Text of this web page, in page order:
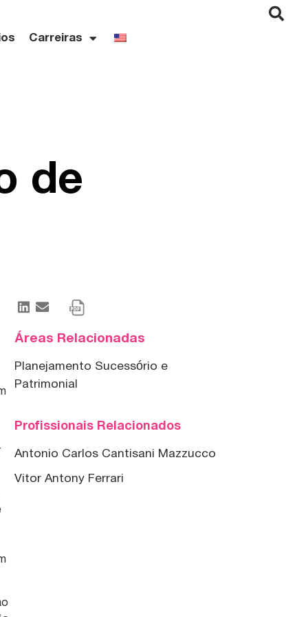
Carreiras
de
Áreas Relacionadas
Planejamento Sucessório e
Patrimonial
Profissionais Relacionados
Antonio Carlos Cantisani Mazzucco
Vitor Antony Ferrari